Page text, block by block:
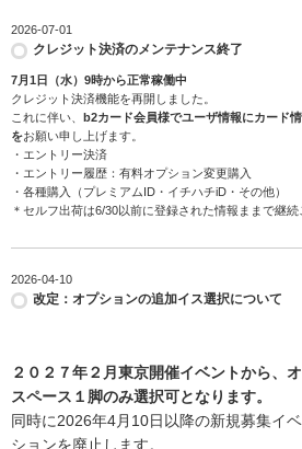
2026-07-01
クレジット決済のメンテナンス終了
7月1日（水）9時から正常稼働中
クレジット決済機能を再開しました。
これに伴い、 b2カード会員様でユーザ情報にカード
をお願い申し上げます。
・エントリー決済
・エントリー履歴：有料オプション変更購入
・各種購入（プレミアムID・イチハチiD・その他）
＊セルフ出荷は6/30以前に登録された情報ままで継続
2026-04-10
改定：オプションの追加イス選択について
２０２７年２月東京開催イベントから、
スペース１脚のみ選択可となります。
同時に2026年4月10日以降の新規募集イ
ションを廃止します。